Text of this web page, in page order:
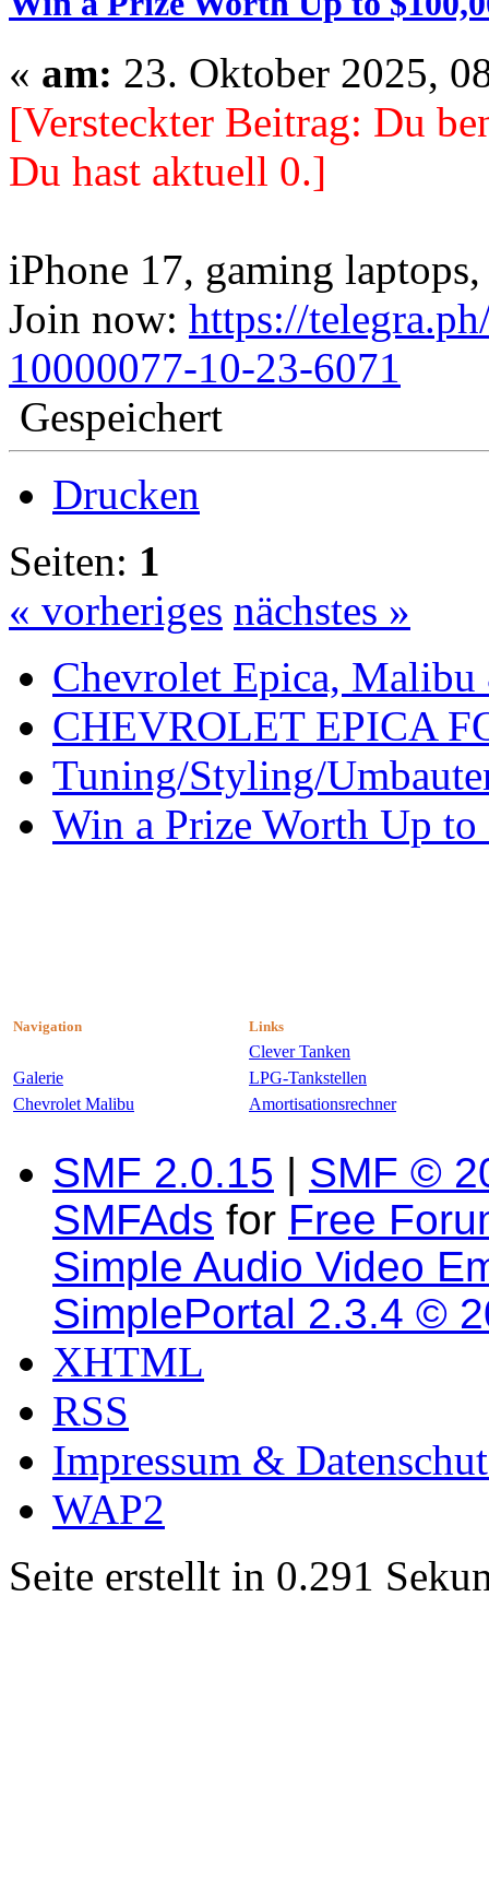
« am: 23. Oktober 2025,
[Versteckter Beitrag: Du
Du hast aktuell 0.]
iPhone 17, gaming
Join now: https://
10000077-10-23-6071
Gespeichert
Drucken
Seiten: 1
« vorheriges nächstes »
Chevrolet Epica,
CHEVROLET EPICA
Tuning/Styling/
Win a Prize Worth Up
Navigation Links
Clever Tanken
Galerie
LPG-Tankstellen
Chevrolet Malibu
Amortisationsrechner
SMF 2.0.15 | SMF ©
SMFAds for Free
Simple Audio Video
SimplePortal 2.3.4 ©
XHTML
RSS
Impressum &
WAP2
Seite erstellt in 0.291